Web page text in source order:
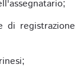
di registrazione